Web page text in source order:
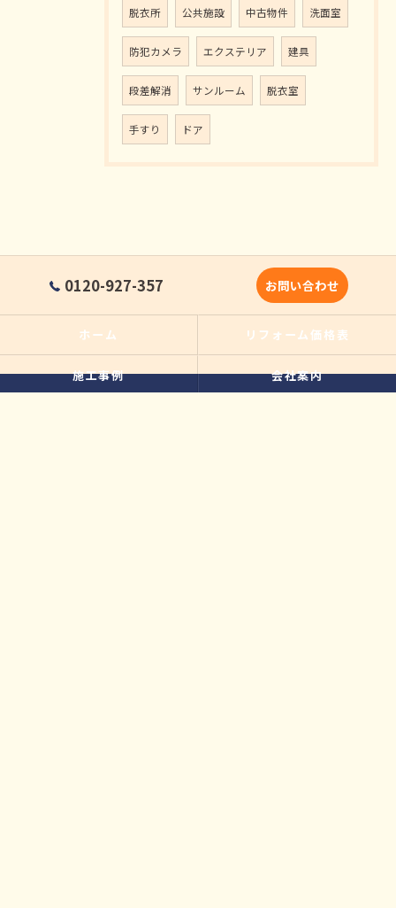
脱衣所 公共施設 中古物件 洗面室
防犯カメラ エクステリア 建具
段差解消 サンルーム 脱衣室
手すり ドア
0120-927-357 お問い合わせ
ホーム リフォーム価格表
施工事例 会社案内